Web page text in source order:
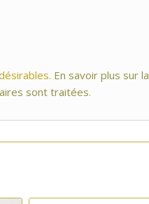
En savoir plus sur la
sont traitées.